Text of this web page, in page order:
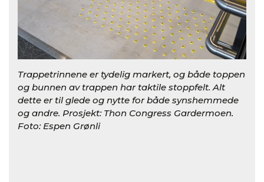
Trappetrinnene er tydelig markert, og både toppen
og bunnen av trappen har taktile stoppfelt. Alt
dette er til glede og nytte for både synshemmede
og andre. Prosjekt: Thon Congress Gardermoen.
Foto: Espen Grønli